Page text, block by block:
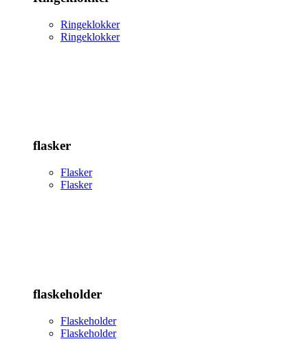
Ringeklokker
Ringeklokker
flasker
Flasker
Flasker
flaskeholder
Flaskeholder
Flaskeholder